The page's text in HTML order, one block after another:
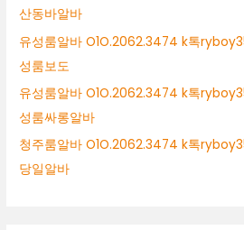
산동바알바
유성룸알바 O1O.2062.3474 k톡
성룸보도
유성룸알바 O1O.2062.3474 k톡
성룸싸롱알바
청주룸알바 O1O.2062.3474 k톡
당일알바